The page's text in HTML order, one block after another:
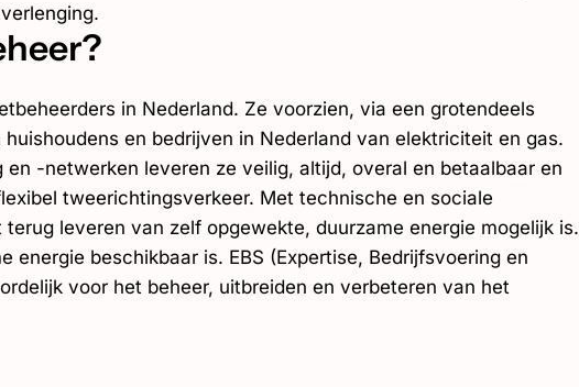
in Nederland. Ze voorzien, via een grotendeels
en bedrijven in Nederland van elektriciteit en gas.
-netwerken leveren ze veilig, altijd, overal en betaalbaar en
tweerichtingsverkeer. Met technische en sociale
leveren van zelf opgewekte, duurzame energie mogelijk is.
energie beschikbaar is. EBS (Expertise, Bedrijfsvoering en
voor het beheer, uitbreiden en verbeteren van het